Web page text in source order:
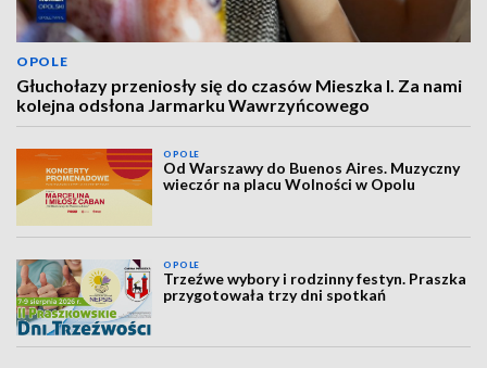
OPOLE
Głuchołazy przeniosły się do czasów Mieszka I. Za nami
kolejna odsłona Jarmarku Wawrzyńcowego
OPOLE
Od Warszawy do Buenos Aires. Muzyczny
wieczór na placu Wolności w Opolu
OPOLE
Trzeźwe wybory i rodzinny festyn. Praszka
przygotowała trzy dni spotkań